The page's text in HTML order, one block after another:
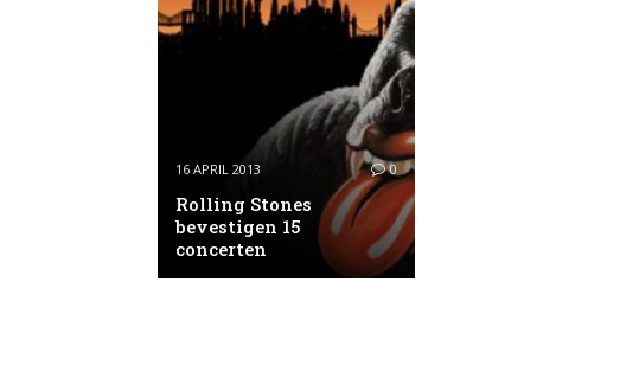
16 APRIL 2013 0
Rolling Stones
bevestigen 15
concerten